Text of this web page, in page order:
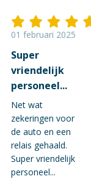
01 februari 2025
Super
vriendelijk
personeel...
Net wat
zekeringen voor
de auto en een
relais gehaald.
Super vriendelijk
personeel...